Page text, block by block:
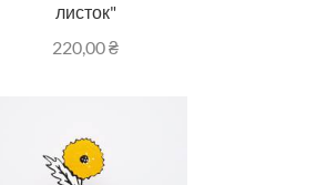
листок"
220,00₴